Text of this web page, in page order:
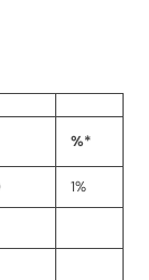
%*
1%